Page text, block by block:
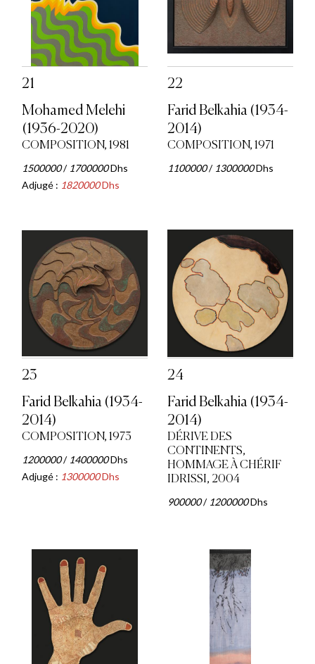
21
Mohamed Melehi
(1936-2020)
COMPOSITION, 1981
1500000/ 1700000Dhs
Adjugé : 1820000Dhs
22
Farid Belkahia (1934-
2014)
COMPOSITION, 1971
1100000/ 1300000Dhs
23
Farid Belkahia (1934-
2014)
COMPOSITION, 1973
1200000/ 1400000Dhs
Adjugé : 1300000Dhs
24
Farid Belkahia (1934-
2014)
DÉRIVE DES
CONTINENTS,
HOMMAGE À CHÉRIF
IDRISSI, 2004
900000/ 1200000Dhs